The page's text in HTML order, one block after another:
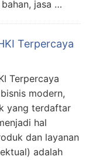
jasa …
Terpercaya
Terpercaya
modern,
yang terdaftar
hal
dan layanan
adalah